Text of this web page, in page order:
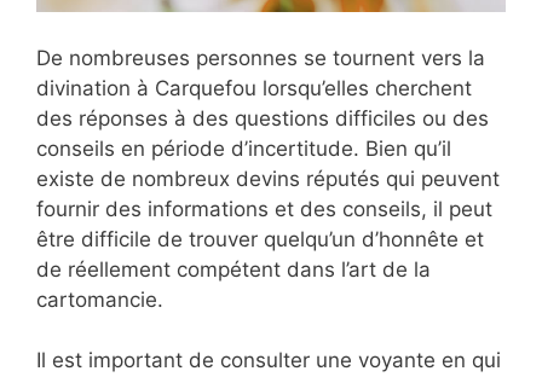
De nombreuses personnes se tournent vers la
divination à Carquefou lorsqu’elles cherchent
des réponses à des questions difficiles ou des
conseils en période d’incertitude. Bien qu’il
existe de nombreux devins réputés qui peuvent
fournir des informations et des conseils, il peut
être difficile de trouver quelqu’un d’honnête et
de réellement compétent dans l’art de la
cartomancie.
Il est important de consulter une voyante en qui